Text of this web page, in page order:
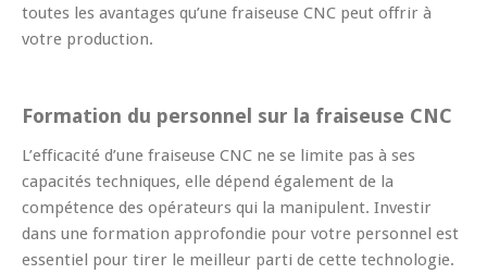
toutes les avantages qu’une fraiseuse CNC peut offrir à
votre production.
Formation du personnel sur la fraiseuse CNC
L’efficacité d’une fraiseuse CNC ne se limite pas à ses
capacités techniques, elle dépend également de la
compétence des opérateurs qui la manipulent. Investir
dans une formation approfondie pour votre personnel est
essentiel pour tirer le meilleur parti de cette technologie.